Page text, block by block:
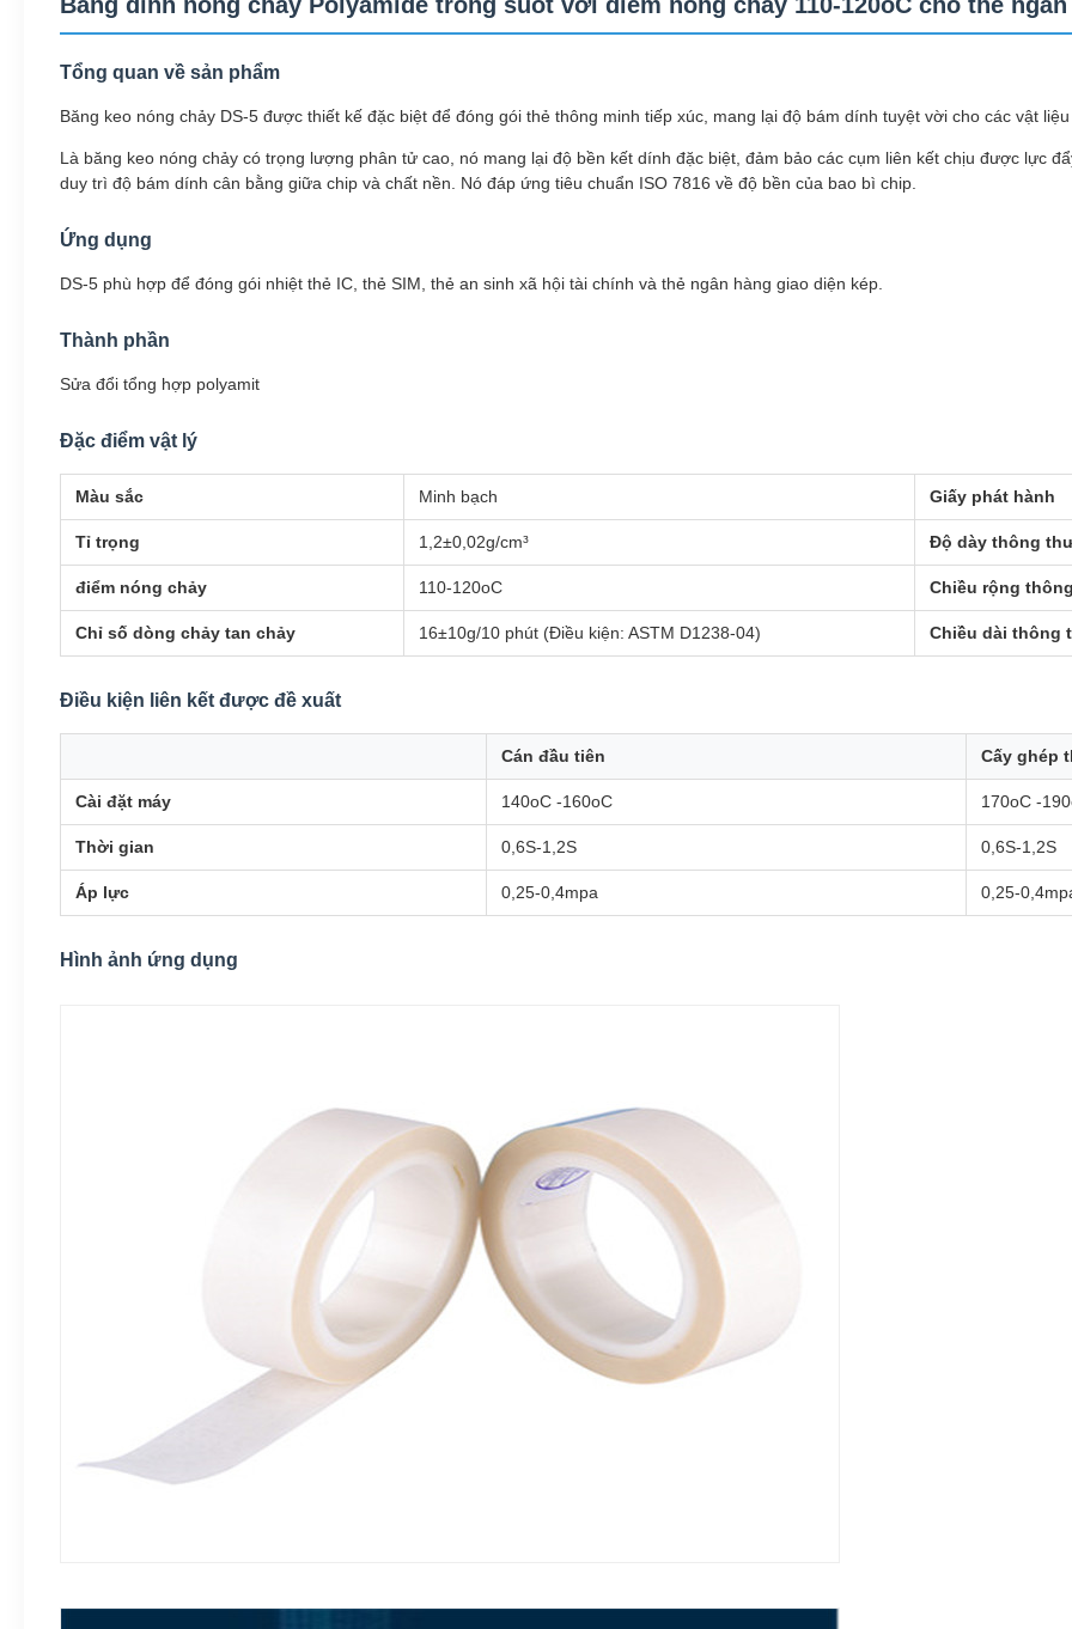
Tổng quan về sản phẩm
Băng keo nóng chảy DS-5 được thiết kế đặc biệt để đóng gói thẻ thông minh tiếp xúc, mang lại độ bám dính tuyệt vời cho các vật
Là băng keo nóng chảy có trọng lượng phân tử cao, nó mang lại độ bền kết dính đặc biệt, đảm bảo các cụm liên kết chịu được lực
duy trì độ bám dính cân bằng giữa chip và chất nền. Nó đáp ứng tiêu chuẩn ISO 7816 về độ bền của bao bì chip.
Ứng dụng
DS-5 phù hợp để đóng gói nhiệt thẻ IC, thẻ SIM, thẻ an sinh xã hội tài chính và thẻ ngân hàng giao diện kép.
Thành phần
Sửa đổi tổng hợp polyamit
Đặc điểm vật lý
Màu sắc Minh bạch Giấy phát hành
Tỉ trọng 1,2±0,02g/cm³ Độ dày thông
điểm nóng chảy 110-120oC Chiều rộng
Chỉ số dòng chảy tan chảy 16±10g/10 phút (Điều kiện: ASTM D1238-04) Chiều dài thông
Điều kiện liên kết được đề xuất
Cán đầu tiên Cấy ghép
Cài đặt máy 140oC -160oC 170oC -
Thời gian 0,6S-1,2S 0,6S-1,2S
Áp lực 0,25-0,4mpa 0,25-
Hình ảnh ứng dụng